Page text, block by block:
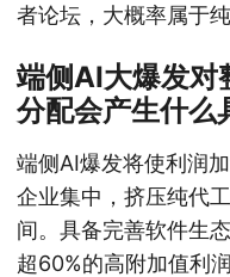
者论坛，大概率属于纯
端侧AI大爆发对
分配会产生什么
端侧AI爆发将使利润
企业集中，挤压纯代
间。具备完善软件生
超60%的高附加值利